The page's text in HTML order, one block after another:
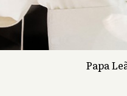
Papa